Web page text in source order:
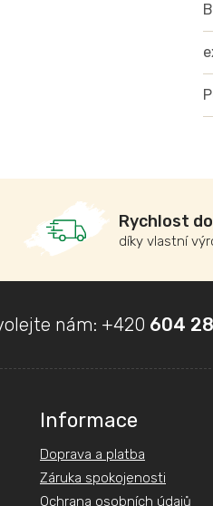
Rychlost
díky vlastní
nám: +420 604
Informace
Doprava a platba
Záruka spokojenosti
Ochrana osobních údajů